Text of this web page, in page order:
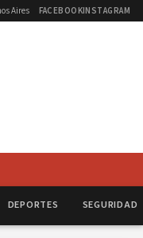
Aires FACEBOOKINSTAGRAM
DEPORTES SEGURIDAD